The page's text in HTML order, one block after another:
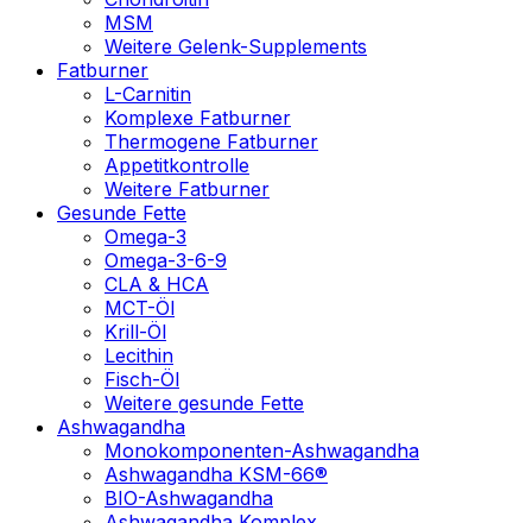
MSM
Weitere Gelenk-Supplements
Fatburner
L-Carnitin
Komplexe Fatburner
Thermogene Fatburner
Appetitkontrolle
Weitere Fatburner
Gesunde Fette
Omega-3
Omega-3-6-9
CLA & HCA
MCT-Öl
Krill-Öl
Lecithin
Fisch-Öl
Weitere gesunde Fette
Ashwagandha
Monokomponenten-Ashwagandha
Ashwagandha KSM-66®
BIO-Ashwagandha